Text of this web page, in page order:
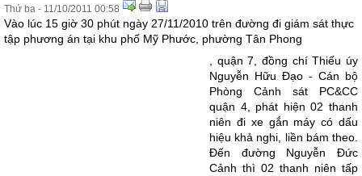
Thứ ba - 11/10/2011 00:58
Vào lúc 15 giờ 30 phút ngày 27/11/2010 trên đường đi giám sát thực
tập phương án tại khu phố Mỹ Phước, phường Tân Phong
, quận 7, đồng chí Thiếu úy
Nguyễn Hữu Đạo - Cán bộ
Phòng Cảnh sát PC&CC
quận 4, phát hiện 02 thanh
niên đi xe gắn máy có dấu
hiệu khả nghi, liền bám theo.
Đến đường Nguyễn Đức
Cảnh thì 02 thanh niên tấp